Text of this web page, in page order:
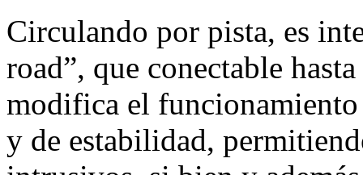
Circulando por pista, es
road”, que conectable
modifica el
y de estabilidad,